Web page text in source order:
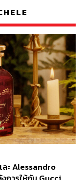
ะ Alessandro